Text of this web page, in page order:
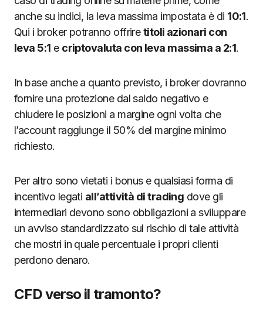
anche su indici, la leva massima impostata è di 10:1.
Qui i broker potranno offriretitoli azionari con
leva 5:1 e criptovaluta con leva massima a 2:1.
In base anche a quanto previsto, i broker dovranno
fornire una protezione dal saldo negativo e
chiudere le posizioni a margine ogni volta che
l’account raggiunge il 50% del margine minimo
richiesto.
Per altro sono vietati i bonus e qualsiasi forma di
incentivo legati all’attività di trading dove gli
intermediari devono sono obbligazioni a sviluppare
un avviso standardizzato sul rischio di tale attività
che mostri in quale percentuale i propri clienti
perdono denaro.
CFD verso il tramonto?